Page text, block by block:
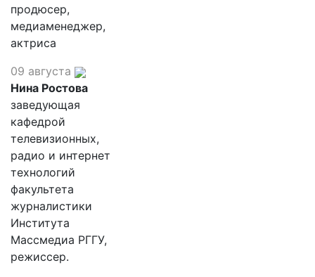
продюсер,
медиаменеджер,
актриса
09 августа
Нина Ростова
заведующая
кафедрой
телевизионных,
радио и интернет
технологий
факультета
журналистики
Института
Массмедиа РГГУ,
режиссер.